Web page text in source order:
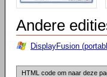
Andere
DisplayFusion
HTML code om naar deze